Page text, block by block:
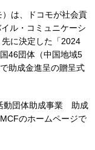
は、ドコモが社会貢
ル・コミュニケーシ
に決定した「2024
46団体（中国地域5
助成金進呈の贈呈式
動団体助成事業 助成
のホームページで